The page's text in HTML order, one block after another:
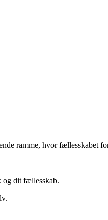
ramme, hvor fællesskabet
og dit fællesskab.